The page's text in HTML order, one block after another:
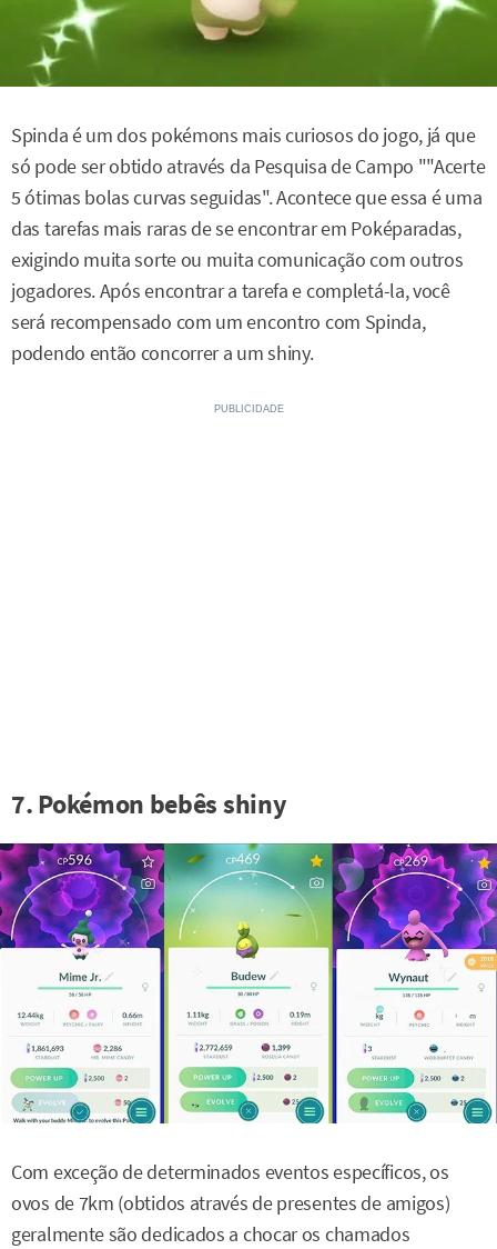
Spinda é um dos pokémons mais curiosos do jogo, já que
só pode ser obtido através da Pesquisa de Campo ""Acerte
5 ótimas bolas curvas seguidas". Acontece que essa é uma
das tarefas mais raras de se encontrar em Poképaradas,
exigindo muita sorte ou muita comunicação com outros
jogadores. Após encontrar a tarefa e completá-la, você
será recompensado com um encontro com Spinda,
podendo então concorrer a um shiny.
7. Pokémon bebês shiny
Com exceção de determinados eventos específicos, os
ovos de 7km (obtidos através de presentes de amigos)
geralmente são dedicados a chocar os chamados